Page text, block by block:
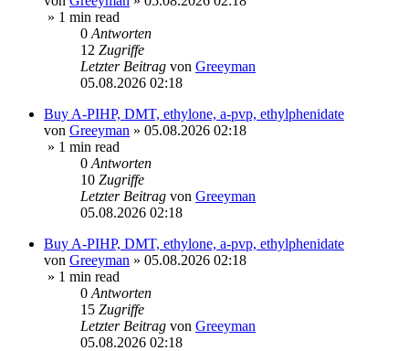
» 1 min read
0 Antworten
12 Zugriffe
Letzter Beitrag von Greeyman
05.08.2026 02:18
Buy A-PIHP, DMT, ethylone, a-pvp, ethylphenidate
von Greeyman » 05.08.2026 02:18
» 1 min read
0 Antworten
10 Zugriffe
Letzter Beitrag von Greeyman
05.08.2026 02:18
Buy A-PIHP, DMT, ethylone, a-pvp, ethylphenidate
von Greeyman » 05.08.2026 02:18
» 1 min read
0 Antworten
15 Zugriffe
Letzter Beitrag von Greeyman
05.08.2026 02:18